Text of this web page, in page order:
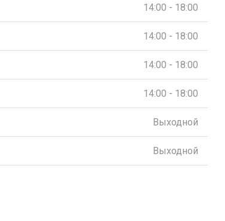
14:00 - 18:00
14:00 - 18:00
14:00 - 18:00
14:00 - 18:00
Выходной
Выходной